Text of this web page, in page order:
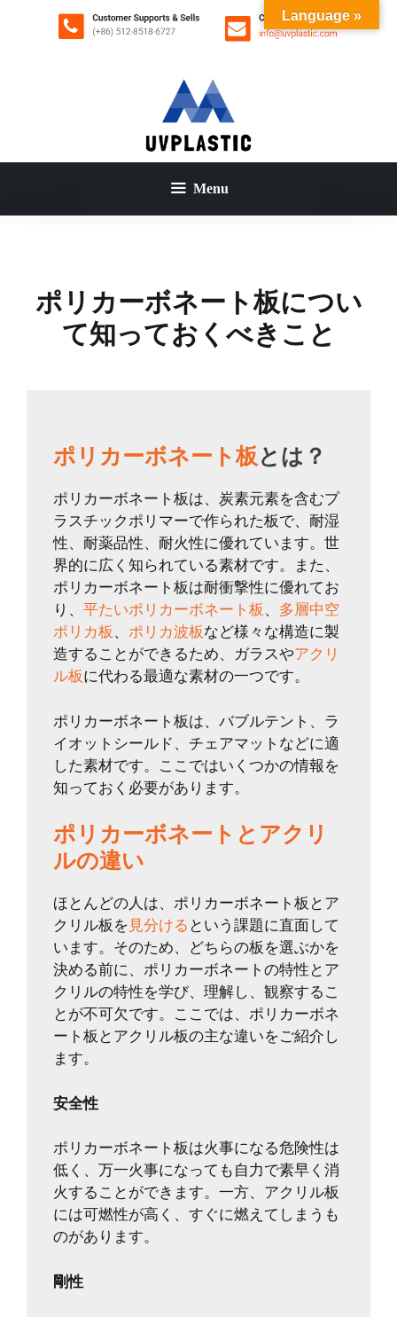
キ
Menu
ポリカーボネート板につい
て知っておくべきこと
ポリカーボネート板 とは？
ポリカーボネート板は、炭素元素を含むプ
ラスチックポリマーで作られた板で、耐湿
性、耐薬品性、耐火性に優れています。世
界的に広く知られている素材です。また、
ポリカーボネート板は耐衝撃性に優れてお
り、 平たいポリカーボネート板 、 多層中空
ポリカ板 、 ポリカ波板など様々な構造に製
造することができるため、ガラスやアクリ
ル板に代わる最適な素材の一つです。
ポリカーボネート板は、バブルテント、ラ
イオットシールド、チェアマットなどに適
した素材です。ここではいくつかの情報を
知っておく必要があります。
ポリカーボネートとアクリ
ルの違い
ほとんどの人は、ポリカーボネート板とア
クリル板を 見分ける という課題に直面して
います。そのため、どちらの板を選ぶかを
決める前に、ポリカーボネートの特性とア
クリルの特性を学び、理解し、観察するこ
とが不可欠です。ここでは、ポリカーボネ
ート板とアクリル板の主な違いをご紹介し
ます。
安全性
ポリカーボネート板は火事になる危険性は
低く、万一火事になっても自力で素早く消
火することができます。一方、アクリル板
には可燃性が高く、すぐに燃えてしまうも
のがあります。
剛性
Language »